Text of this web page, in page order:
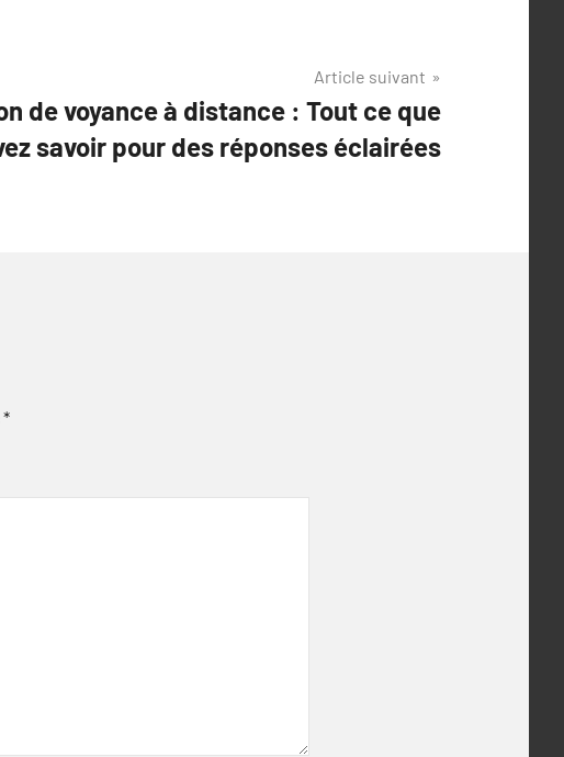
Article suivant
de voyance à distance : Tout ce que
savoir pour des réponses éclairées
*